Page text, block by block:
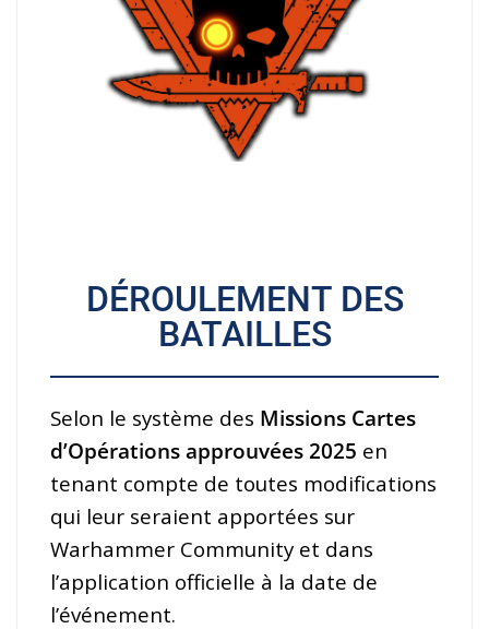
DÉROULEMENT DES
BATAILLES
Selon le système des Missions Cartes
d’Opérations approuvées 2025 en
tenant compte de toutes modifications
qui leur seraient apportées sur
Warhammer Community et dans
l’application officielle à la date de
l’événement.